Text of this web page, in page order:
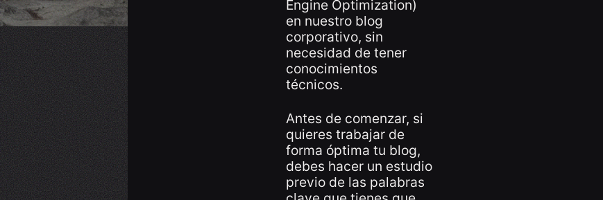
Engine Optimization)
en nuestro blog
corporativo, sin
necesidad de tener
conocimientos
técnicos.
Antes de comenzar, si
quieres trabajar de
forma óptima tu blog,
debes hacer un estudio
previo de las palabras